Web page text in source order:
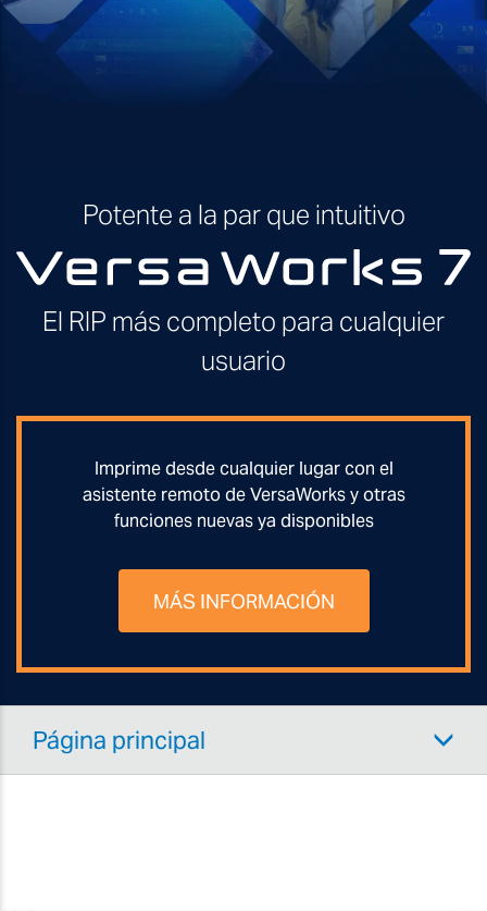
Potente a la par que intuitivo
El RIP más completo para cualquier
usuario
Imprime desde cualquier lugar con el
asistente remoto de VersaWorks y otras
funciones nuevas ya disponibles
MÁS INFORMACIÓN
Página principal